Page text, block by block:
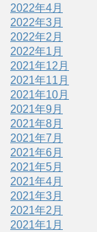
2022年4月
2022年3月
2022年2月
2022年1月
2021年12月
2021年11月
2021年10月
2021年9月
2021年8月
2021年7月
2021年6月
2021年5月
2021年4月
2021年3月
2021年2月
2021年1月